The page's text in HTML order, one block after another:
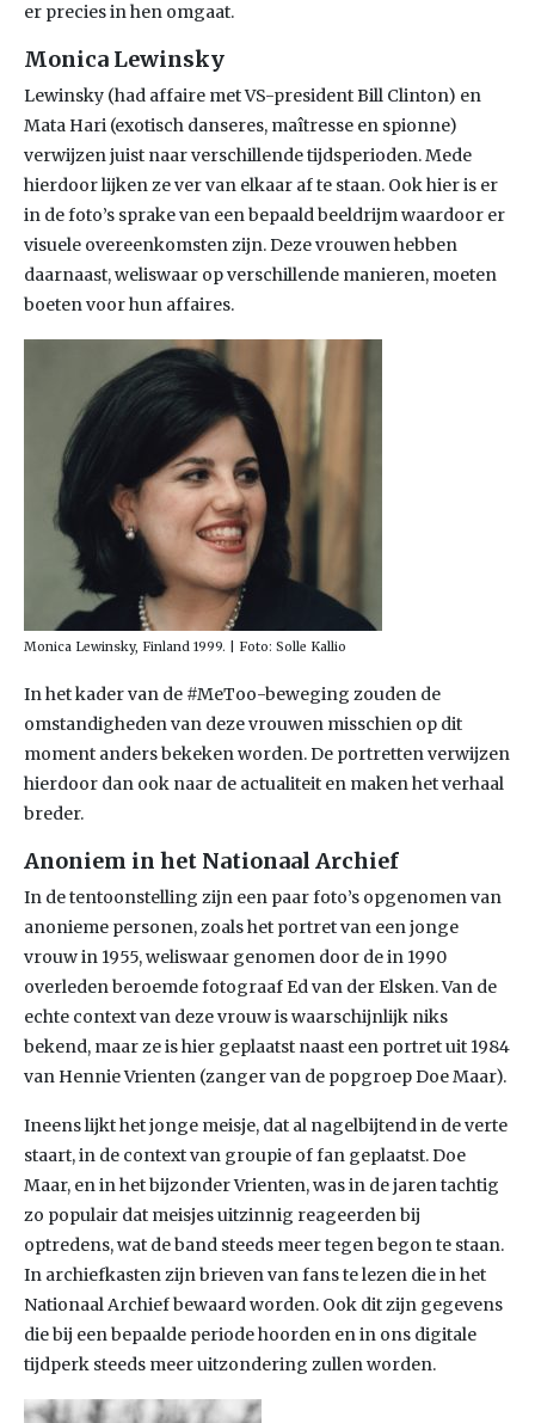
er precies in hen omgaat.
Monica Lewinsky
Lewinsky (had affaire met VS-president Bill Clinton) en
Mata Hari (exotisch danseres, maîtresse en spionne)
verwijzen juist naar verschillende tijdsperioden. Mede
hierdoor lijken ze ver van elkaar af te staan. Ook hier is er
in de foto’s sprake van een bepaald beeldrijm waardoor er
visuele overeenkomsten zijn. Deze vrouwen hebben
daarnaast, weliswaar op verschillende manieren, moeten
boeten voor hun affaires.
Monica Lewinsky, Finland 1999. | Foto: Solle Kallio
In het kader van de #MeToo-beweging zouden de
omstandigheden van deze vrouwen misschien op dit
moment anders bekeken worden. De portretten verwijzen
hierdoor dan ook naar de actualiteit en maken het verhaal
breder.
Anoniem in het Nationaal Archief
In de tentoonstelling zijn een paar foto’s opgenomen van
anonieme personen, zoals het portret van een jonge
vrouw in 1955, weliswaar genomen door de in 1990
overleden beroemde fotograaf Ed van der Elsken. Van de
echte context van deze vrouw is waarschijnlijk niks
bekend, maar ze is hier geplaatst naast een portret uit 1984
van Hennie Vrienten (zanger van de popgroep Doe Maar).
Ineens lijkt het jonge meisje, dat al nagelbijtend in de verte
staart, in de context van groupie of fan geplaatst. Doe
Maar, en in het bijzonder Vrienten, was in de jaren tachtig
zo populair dat meisjes uitzinnig reageerden bij
optredens, wat de band steeds meer tegen begon te staan.
In archiefkasten zijn brieven van fans te lezen die in het
Nationaal Archief bewaard worden. Ook dit zijn gegevens
die bij een bepaalde periode hoorden en in ons digitale
tijdperk steeds meer uitzondering zullen worden.